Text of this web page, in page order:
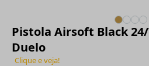
Pistola Airsoft Black
Duelo
Clique e veja!